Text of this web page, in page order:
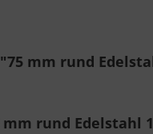
mm rund
rund Edelstahl